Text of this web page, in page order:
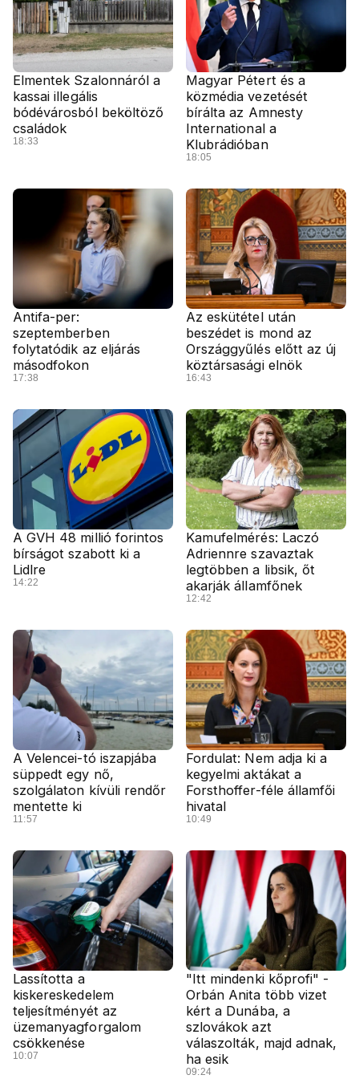
Elmentek Szalonnáról a
kassai illegális
bódévárosból beköltöző
családok
18:33
Magyar Pétert és a
közmédia vezetését
bírálta az Amnesty
International a
Klubrádióban
18:05
Antifa-per:
szeptemberben
folytatódik az eljárás
másodfokon
17:38
Az eskütétel után
beszédet is mond az
Országgyűlés előtt az új
köztársasági elnök
16:43
A GVH 48 millió forintos
bírságot szabott ki a
Lidlre
14:22
Kamufelmérés: Laczó
Adriennre szavaztak
legtöbben a libsik, őt
akarják államfőnek
12:42
A Velencei-tó iszapjába
süppedt egy nő,
szolgálaton kívüli rendőr
mentette ki
11:57
Fordulat: Nem adja ki a
kegyelmi aktákat a
Forsthoffer-féle államfői
hivatal
10:49
Lassította a
kiskereskedelem
teljesítményét az
üzemanyagforgalom
csökkenése
10:07
"Itt mindenki kőprofi" -
Orbán Anita több vizet
kért a Dunába, a
szlovákok azt
válaszolták, majd adnak,
ha esik
09:24